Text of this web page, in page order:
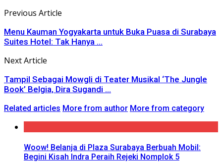
Previous Article
Menu Kauman Yogyakarta untuk Buka Puasa di Surabaya
Suites Hotel: Tak Hanya ...
Next Article
Tampil Sebagai Mowgli di Teater Musikal ‘The Jungle
Book’ Belgia, Dira Sugandi ...
Related articles More from author More from category
Woow! Belanja di Plaza Surabaya Berbuah Mobil:
Begini Kisah Indra Peraih Rejeki Nomplok 5